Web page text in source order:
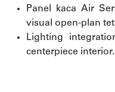
Panel kaca Air
visual open-plan
Lighting
centerpiece interior.